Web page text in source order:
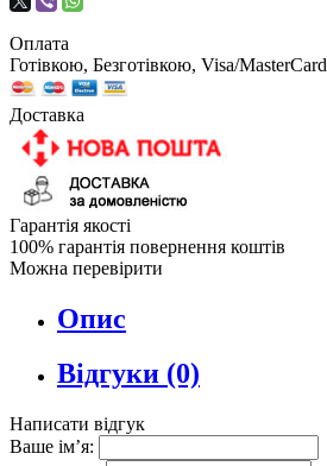
Оплата
Готівкою, Безготівкою, Visa/MasterCard
Доставка
Гарантія якості
100% гарантія повернення коштів
Можна перевірити
Опис
Відгуки (0)
Написати відгук
Ваше ім’я: